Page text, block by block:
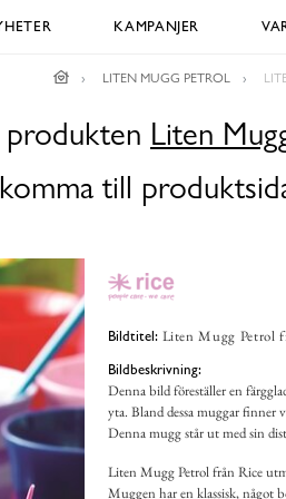
KAMPANJER
LITEN MUGG PETROL
Liten
till
Bildtitel: Liten Mugg Petrol
Bildbeskrivning:
Denna bild föreställer en
yta. Bland dessa muggar
Denna mugg står ut med sin
Liten Mugg Petrol från Rice
Muggen har en klassisk, något